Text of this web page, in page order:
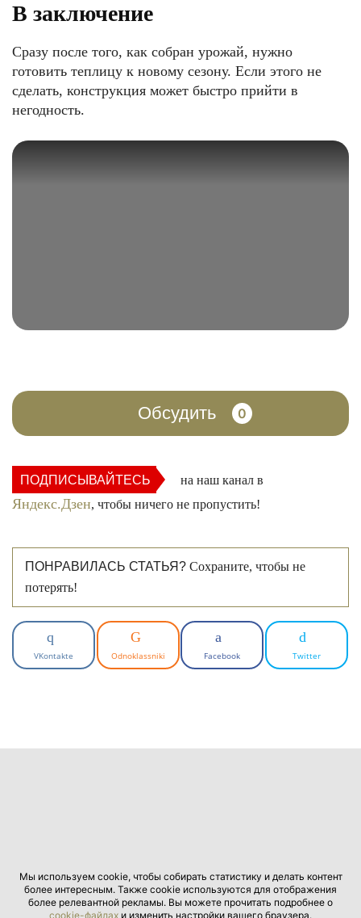
В заключение
Сразу после того, как собран урожай, нужно
готовить теплицу к новому сезону. Если этого не
сделать, конструкция может быстро прийти в
негодность.
Обсудить 0
ПОДПИСЫВАЙТЕСЬ на наш канал в
Яндекс.Дзен, чтобы ничего не пропустить!
ПОНРАВИЛАСЬ СТАТЬЯ? Сохраните, чтобы не
потерять!
VKontakte Odnoklassniki Facebook Twitter
Мы используем cookie, чтобы собирать статистику и делать контент
более интересным. Также cookie используются для отображения
более релевантной рекламы. Вы можете прочитать подробнее о
cookie-файлах и изменить настройки вашего браузера.